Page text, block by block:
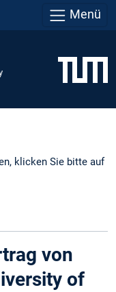
Menü
klicken Sie bitte auf
von
of